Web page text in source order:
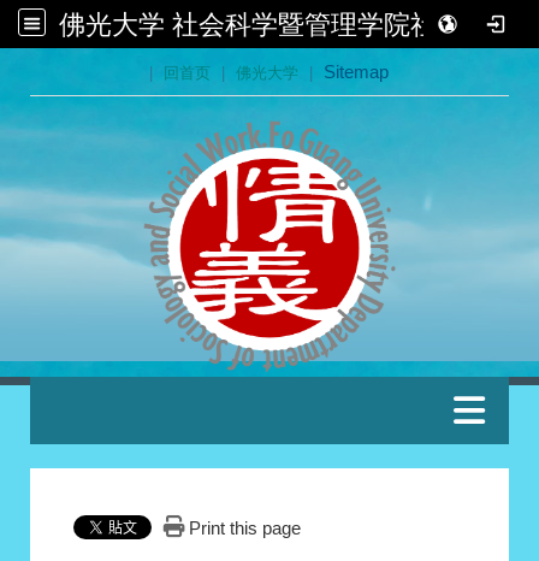
佛光大学 社会科学暨管理学院社会学系
| 回首页 | 佛光大学 | Sitemap
:::
Print this page